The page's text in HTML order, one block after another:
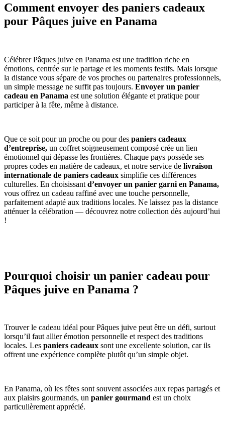
Comment envoyer des paniers cadeaux
pour Pâques juive en Panama
Célébrer Pâques juive en Panama est une tradition riche en
émotions, centrée sur le partage et les moments festifs. Mais lorsque
la distance vous sépare de vos proches ou partenaires professionnels,
un simple message ne suffit pas toujours. Envoyer un panier
cadeau en Panama est une solution élégante et pratique pour
participer à la fête, même à distance.
Que ce soit pour un proche ou pour des paniers cadeaux
d’entreprise, un coffret soigneusement composé crée un lien
émotionnel qui dépasse les frontières. Chaque pays possède ses
propres codes en matière de cadeaux, et notre service de livraison
internationale de paniers cadeaux simplifie ces différences
culturelles. En choisissant d’envoyer un panier garni en Panama,
vous offrez un cadeau raffiné avec une touche personnelle,
parfaitement adapté aux traditions locales. Ne laissez pas la distance
atténuer la célébration — découvrez notre collection dès aujourd’hui
!
Pourquoi choisir un panier cadeau pour
Pâques juive en Panama ?
Trouver le cadeau idéal pour Pâques juive peut être un défi, surtout
lorsqu’il faut allier émotion personnelle et respect des traditions
locales. Les paniers cadeaux sont une excellente solution, car ils
offrent une expérience complète plutôt qu’un simple objet.
En Panama, où les fêtes sont souvent associées aux repas partagés et
aux plaisirs gourmands, un panier gourmand est un choix
particulièrement apprécié.